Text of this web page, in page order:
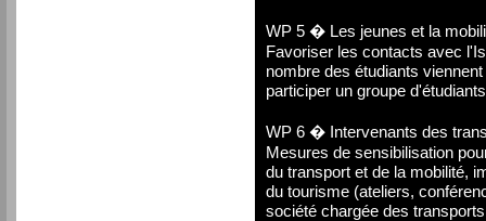
WP 5 � Les jeunes et la
Favoriser les contacts avec
nombre des étudiants
participer un groupe
WP 6 � Intervenants des
Mesures de sensibilisation
du transport et de la mobilité,
du tourisme (ateliers,
société chargée des